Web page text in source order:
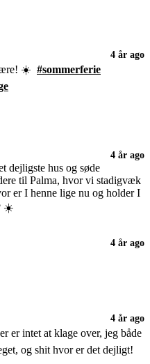
4 år ago
☀️ #sommerferie
4 år ago
dejligste hus og søde
til Palma, hvor vi stadigvæk
er I henne lige nu og holder I
☀️
4 år ago
4 år ago
intet at klage over, jeg både
og shit hvor er det dejligt!